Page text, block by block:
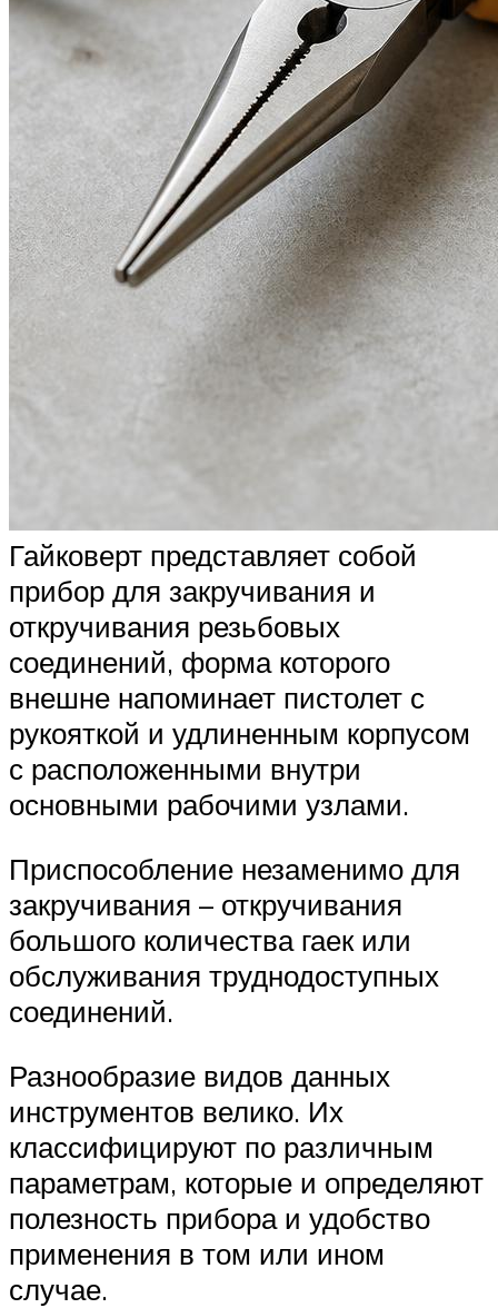
Гайковерт представляет собой
прибор для закручивания и
откручивания резьбовых
соединений, форма которого
внешне напоминает пистолет с
рукояткой и удлиненным корпусом
с расположенными внутри
основными рабочими узлами.
Приспособление незаменимо для
закручивания – откручивания
большого количества гаек или
обслуживания труднодоступных
соединений.
Разнообразие видов данных
инструментов велико. Их
классифицируют по различным
параметрам, которые и определяют
полезность прибора и удобство
применения в том или ином
случае.